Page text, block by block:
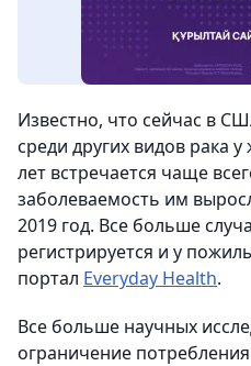
Известно, что сейчас в
среди других видов рака
лет встречается чаще
заболеваемость им
2019 год. Все больше
регистрируется и у
портал Everyday Health.
Все больше научных
ограничение